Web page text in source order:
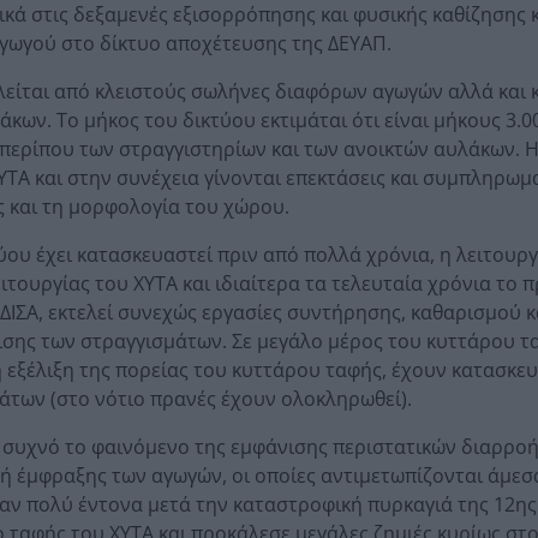
στις δεξαμενές εξισορρόπησης και φυσικής καθίζησης
στο δίκτυο αποχέτευσης της ΔΕΥΑΠ.
από κλειστούς σωλήνες διαφόρων αγωγών αλλά και
Το μήκος του δικτύου εκτιμάται ότι είναι μήκους
των στραγγιστηρίων και των ανοικτών αυλάκων.
και στην συνέχεια γίνονται επεκτάσεις και
και τη μορφολογία του χώρου.
έχει κατασκευαστεί πριν από πολλά χρόνια, η
του ΧΥΤΑ και ιδιαίτερα τα τελευταία χρόνια το
εκτελεί συνεχώς εργασίες συντήρησης, καθαρισμού
των στραγγισμάτων. Σε μεγάλο μέρος του κυττάρου
της πορείας του κυττάρου ταφής, έχουν
(στο νότιο πρανές έχουν ολοκληρωθεί).
το φαινόμενο της εμφάνισης περιστατικών
των αγωγών, οι οποίες αντιμετωπίζονται
πολύ έντονα μετά την καταστροφική πυρκαγιά της 12ης